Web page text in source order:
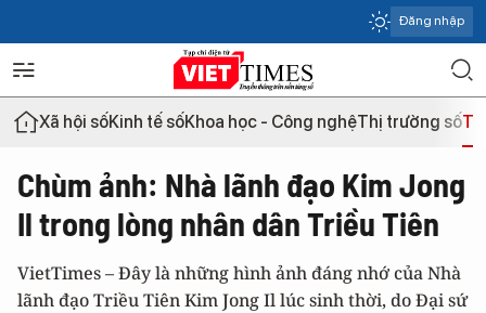
Đăng nhập
Xã hội sốKinh tế sốKhoa học - Công nghệThị trường số
Chùm ảnh: Nhà lãnh đạo Kim Jong
Il trong lòng nhân dân Triều Tiên
VietTimes – Đây là những hình ảnh đáng nhớ của Nhà
lãnh đạo Triều Tiên Kim Jong Il lúc sinh thời, do Đại sứ